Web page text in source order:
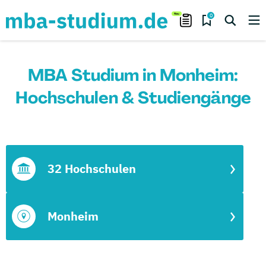
0
MBA Studium in Monheim:
Hochschulen & Studiengänge
Monheim
32 Hochschulen